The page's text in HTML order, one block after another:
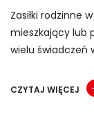
Zasiłki rodzinne
mieszkający lub
wielu świadczeń
CZYTAJ WIĘCEJ